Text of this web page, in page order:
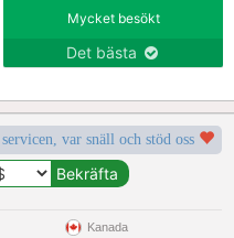
Mycket besökt
Det bästa
var snäll och stöd oss
Kanada